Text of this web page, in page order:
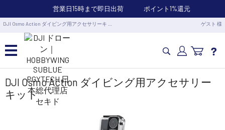
営業日15時まで即日出荷 ポイント1%還元
DJI Osmo Action ダイビング用アクセサリーキ … ゲスト 様
カメラドローン・生活家電
DJI Osmo Action ダイビング用アクセサリー
キット